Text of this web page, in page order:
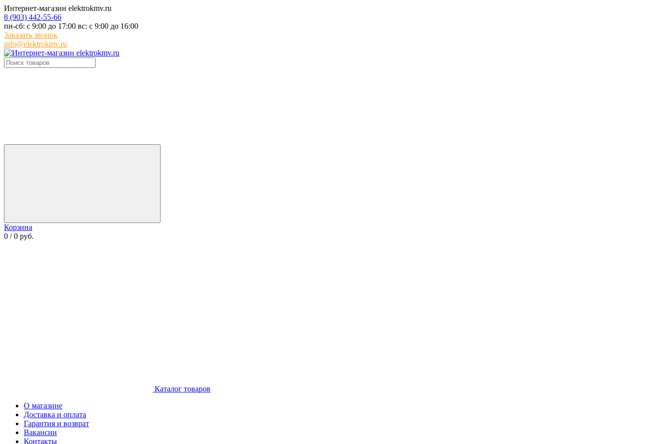
Интернет-магазин elektrokmv.ru
8 (903) 442-55-66
пн-сб: с 9:00 до 17:00 вс: с 9:00 до 16:00
Заказать звонок
info@elektrokmv.ru
Корзина
0 / 0 руб.
Каталог товаров
О магазине
Доставка и оплата
Гарантия и возврат
Вакансии
Контакты